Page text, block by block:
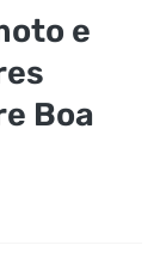
e
Boa